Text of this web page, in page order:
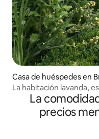
Casa de huéspedes en
La habitación lavanda,
La
precios